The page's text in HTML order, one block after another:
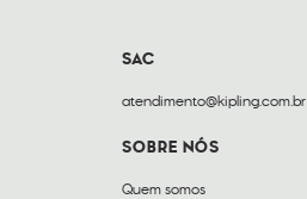
SAC
atendimento@kipling.com.br
SOBRE NÓS
Quem somos